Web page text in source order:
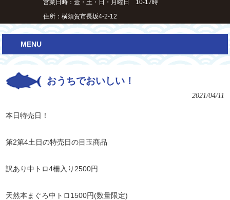
営業日時：金・土・日・月曜日 10-17時
住所：横須賀市長坂4-2-12
MENU
おうちでおいしい！
2021/04/11
本日特売日！
第2第4土日の特売日の目玉商品
訳あり中トロ4柵入り2500円
天然本まぐろ中トロ1500円(数量限定)